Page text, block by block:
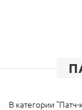
В категории